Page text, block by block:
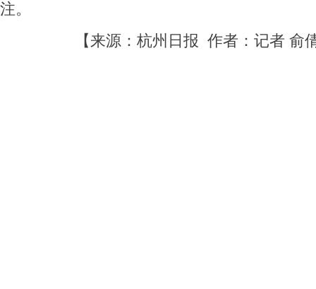
注。
【来源：杭州日报 作者：记者 俞